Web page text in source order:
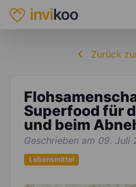
invikoo
Zurück
Superfood für
und beim
Geschrieben am 09. Juli
Lebensmittel